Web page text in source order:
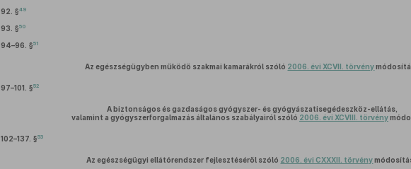
92. §49
93. §50
94–96. §51
Az egészségügyben működő szakmai kamarákról szóló 2006. évi XCVII. törvény
97–101. §52
A biztonságos és gazdaságos gyógyszer- és gyógyászatisegédeszköz-ellátás,
valamint a gyógyszerforgalmazás általános szabályairól szóló 2006. évi XCVIII. törvény
102–137. §53
Az egészségügyi ellátórendszer fejlesztéséről szóló 2006. évi CXXXII. törvény